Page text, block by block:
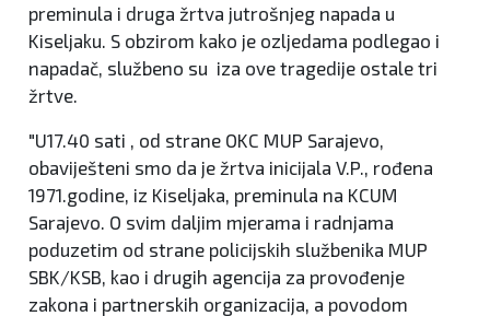
preminula i druga žrtva jutrošnjeg napada u
Kiseljaku. S obzirom kako je ozljedama podlegao i
napadač, službeno su iza ove tragedije ostale tri
žrtve.
"U17.40 sati , od strane OKC MUP Sarajevo,
obaviješteni smo da je žrtva inicijala V.P., rođena
1971.godine, iz Kiseljaka, preminula na KCUM
Sarajevo. O svim daljim mjerama i radnjama
poduzetim od strane policijskih službenika MUP
SBK/KSB, kao i drugih agencija za provođenje
zakona i partnerskih organizacija, a povodom